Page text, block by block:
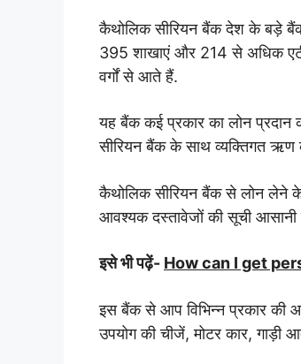
कैथोलिक सीरियन बैंक देश के बड़े
395 शाखाएं और 214 से अधिक
वर्गों से आते हैं.
यह बैंक कई प्रकार का लोन प्रदान
सीरियन बैंक के साथ व्यक्तिगत ऋण
कैथोलिक सीरियन बैंक से लोन लेने
आवश्यक दस्तावेजों की सूची
इसे भी पढ़ें- How can I get
इस बैंक से आप विभिन्न प्रकार
उपयोग की चीजें, मोटर कार, गाड़ी